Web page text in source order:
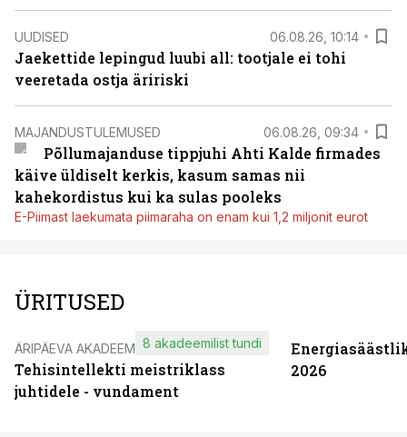
UUDISED 06.08.26, 10:14
Jaekettide lepingud luubi all: tootjale ei tohi
veeretada ostja äririski
MAJANDUSTULEMUSED 06.08.26, 09:34
Põllumajanduse tippjuhi Ahti Kalde firmades
käive üldiselt kerkis, kasum samas nii
kahekordistus kui ka sulas pooleks
E-Piimast laekumata piimaraha on enam kui 1,2 miljonit eurot
ÜRITUSED
ÄRIPÄEVA AKADEEMIA
Tehisintellekti meistriklass
juhtidele - vundament
8 akadeemilist tundi
2026